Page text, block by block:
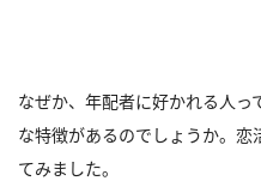
なぜか、年配者に好かれる人っ
な特徴があるのでしょうか。
てみました。